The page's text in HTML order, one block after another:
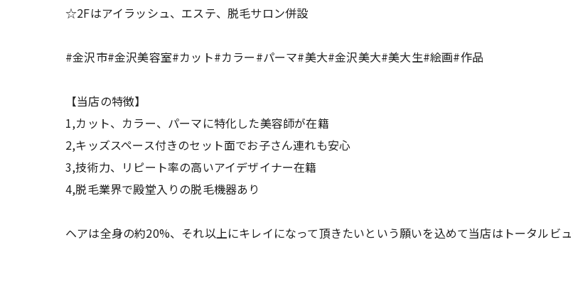
☆2Fはアイラッシュ、エステ、脱毛サロン併設
#金沢市#金沢美容室#カット#カラー#パーマ#美大#金沢美大#美大生#絵画#作品
【当店の特徴】
1,カット、カラー、パーマに特化した美容師が在籍
2,キッズスペース付きのセット面でお子さん連れも安心
3,技術力、リピート率の高いアイデザイナー在籍
4,脱毛業界で殿堂入りの脱毛機器あり
ヘアは全身の約20%、それ以上にキレイになって頂きたいという願いを込めて当店はトータルビ